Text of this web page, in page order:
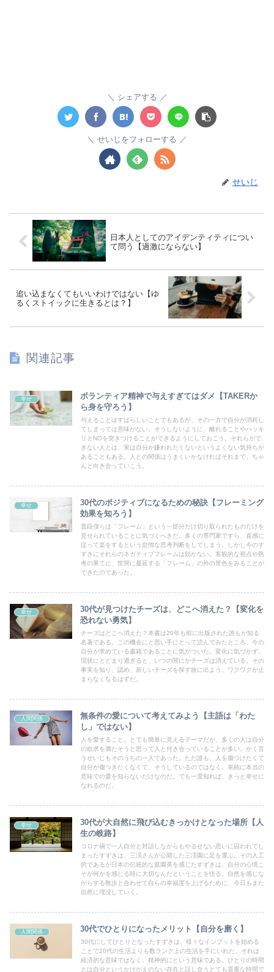
シェアする
せいじをフォローする
せいじ
日本人としてのアイデンティティについ
て問う【過激にならない】
追い込まなくてもいいわけではない【ゆ
るくストイックに生きるとは？】
関連記事
幸せ
ボランティア精神で与えすぎてはダメ【TAKERか
ら身を守ろう】
与えることはすばらしいことでもあるが、その一方で自分が消耗し
てしまっては意味がない。そうしないように、離れることやハッキ
リとNOを突きつけることができるようにしておこう。それらがで
きない人とは、実は自分が嫌われたくないというよくない気持ちが
あることもある。人との関係はうまくいかなければそれまで。ちゃ
んと向き合っていこう。
幸せ
30代のポジティブになるための秘訣【フレーミング
効果を知ろう】
普段僕らは「フレーム」という一部分だけ切り取られたものだけを
見せられていることに気づくべきだ。多くの専門家ですら、直感に
従って楽をするという怠惰な思考判断をしてしまう。しかし今のす
ずきにそれらのネガティブフレームは効かない。客観的な視点や熟
考の果てに、世間に蔓延する「フレーム」の外の景色をみることが
できたのであった。
幸せ
30代が見つけたチーズは、どこへ消えた？【変化を
恐れない勇気】
チーズはどこへ消えた？本書は20年も前に出版された誰もが知る
名著である。この機会にと思い手にとって読んでみたところ、今の
自分が求めている書籍であることに気がついた。変化に気づかず、
現状にとどまり過ぎると、いつの間にかチーズは消えている。その
事実を知り、認め、新しいチーズを探す旅に出よう。ワクワクが止
まらなくなるはずだ。
人間関係
無条件の愛について考えてみよう【主語は「わた
し」ではない】
人を愛すること。とても簡単に見えるテーマだが、多くの人は自分
の欲求を満たそうと思って人と付き合っていることが多い。かく言
うせいじもそのうちの一人であった。ただ誰も、人を傷つけたくて
自分が傷つきたくなくて、そうしているのではなく、単純に本当の
意味での愛を知らないだけなのだ。でも一度知れば、きっと幸せに
なれるのだ。
幸せ
30代が大自然に飛び込むきっかけとなった場所【人
生の岐路】
コロナ禍で一人自分と対話しながらもやるせない思いに囚われてし
まったすずきは、三渓さんが公開した三渓園に足を運ぶ。その人工
的であるが日本の伝統的な庭園美を感じたすずきは、自分の心境こ
そが何かを感じる時に大切なんだということを悟る。自然を感じな
がらする散歩と合わせて自らの幸福度を上げるために、今日もまた
自然に埋没していく。
人間関係 30代でひとりになったメリット【自分を磨く】
30代にしてひとりとなったすずきは、様々なインプットを始める
ことで20代の生活よりも数ランク上の生活を手にいれた。それは
経済的な意味ではなく、精神的にという意味である。ひとりの時間
とは自分というかけがえのない存在と話し合うとても貴重な時間で